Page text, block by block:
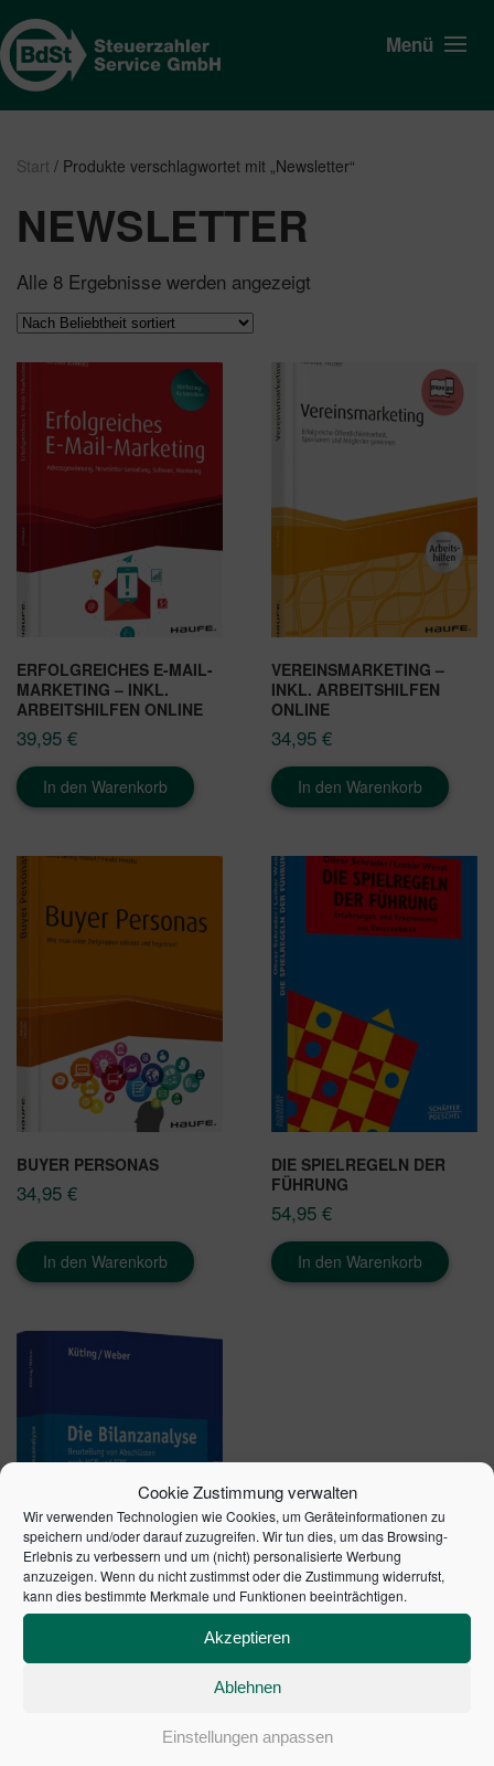
Cookie Zustimmung verwalten
Wir verwenden Technologien wie Cookies, um Geräteinformationen zu
speichern und/oder darauf zuzugreifen. Wir tun dies, um das Browsing-
Erlebnis zu verbessern und um (nicht) personalisierte Werbung
anzuzeigen. Wenn du nicht zustimmst oder die Zustimmung widerrufst,
kann dies bestimmte Merkmale und Funktionen beeinträchtigen.
Akzeptieren
Ablehnen
Einstellungen anpassen
Menü
Start / Produkte verschlagwortet mit „Newsletter“
NEWSLETTER
Alle 8 Ergebnisse werden angezeigt
ERFOLGREICHES E-MAIL-
MARKETING – INKL.
ARBEITSHILFEN ONLINE
39,95 €
In den Warenkorb
VEREINSMARKETING –
INKL. ARBEITSHILFEN
ONLINE
34,95 €
In den Warenkorb
BUYER PERSONAS
34,95 €
In den Warenkorb
DIE SPIELREGELN DER
FÜHRUNG
54,95 €
In den Warenkorb
49,95€